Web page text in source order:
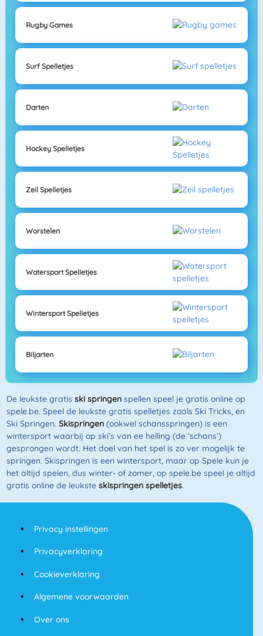
Rugby Games
Surf Spelletjes
Darten
Hockey Spelletjes
Zeil Spelletjes
Worstelen
Watersport Spelletjes
Wintersport Spelletjes
Biljarten
De leukste gratis ski springenspellen speel je gratis online op
spele.be. Speel de leukste gratis spelletjes zoals Ski Tricks, en
Ski Springen. Skispringen(ookwel schansspringen) is een
wintersport waarbij op ski’s van ee helling (de ‘schans’)
gesprongen wordt. Het doel van het spel is zo ver mogelijk te
springen. Skispringen is een wintersport, maar op Spele kun je
het altijd spelen, dus winter- of zomer, op spele.be speel je altijd
gratis online de leukste skispringen spelletjes.
Privacy instellingen
Privacyverklaring
Cookieverklaring
Algemene voorwaarden
Over ons